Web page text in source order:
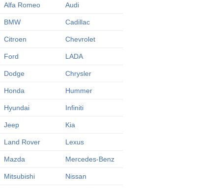
Alfa Romeo Audi
BMW Cadillac
Citroen Chevrolet
Ford LADA
Dodge Chrysler
Honda Hummer
Hyundai Infiniti
Jeep Kia
Land Rover Lexus
Mazda Mercedes-Benz
Mitsubishi Nissan